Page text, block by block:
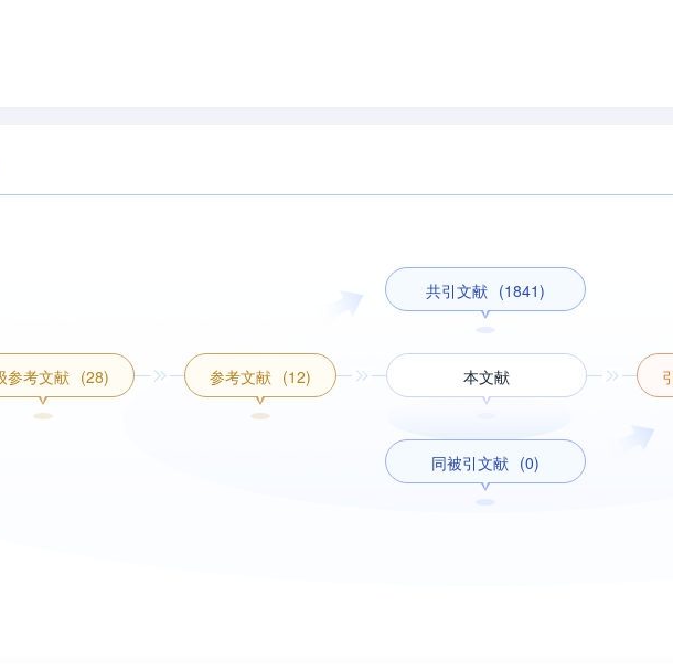
参考文献 (28) 参考文献 (12)
共引文献 (1841)
本文献
同被引文献 (0)